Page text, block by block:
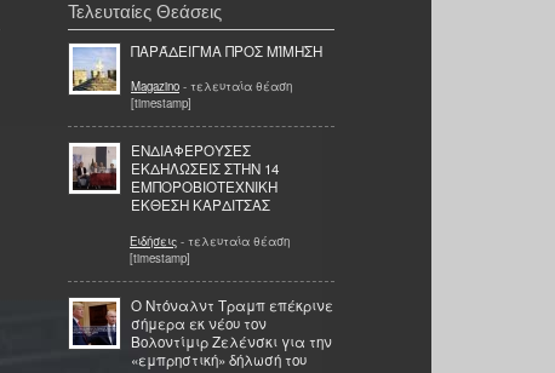
Τελευταίες Θεάσεις
ΠΑΡΆΔΕΙΓΜΑ ΠΡΟΣ ΜΊΜΗΣΗ
Magazino - τελευταία θέαση
[timestamp]
ΕΝΔΙΑΦΕΡΟΥΣΕΣ
ΕΚΔΗΛΩΣΕΙΣ ΣΤΗΝ 14
ΕΜΠΟΡΟΒΙΟΤΕΧΝΙΚΗ
ΕΚΘΕΣΗ ΚΑΡΔΙΤΣΑΣ
Ειδήσεις - τελευταία θέαση
[timestamp]
Ο Ντόναλντ Τραμπ επέκρινε
σήμερα εκ νέου τον
Βολοντίμιρ Ζελένσκι για την
«εμπρηστική» δήλωσή του